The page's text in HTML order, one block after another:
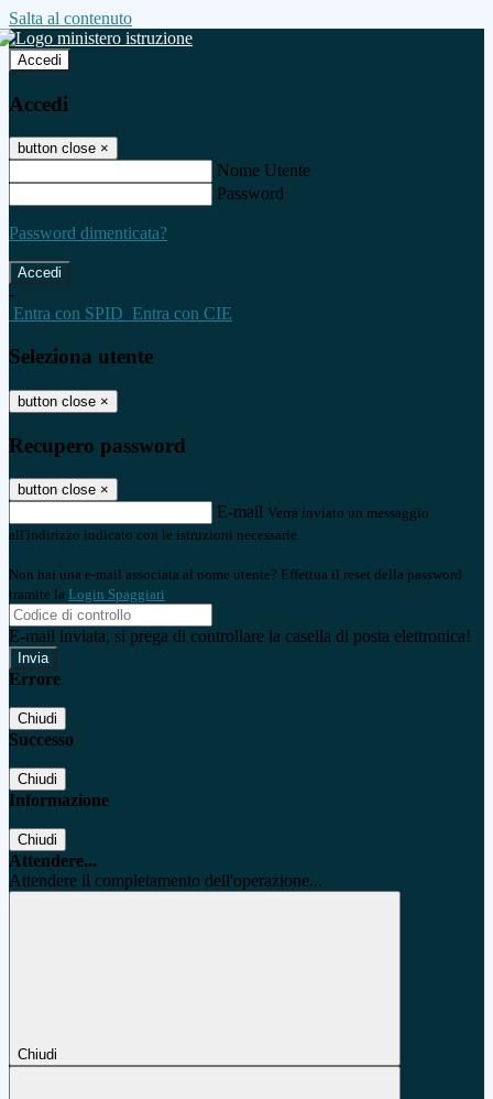
Salta al contenuto
Accedi
Accedi
button close ×
Nome Utente
Password
Password dimenticata?
-
Entra con SPID Entra con CIE
Seleziona utente
button close ×
Recupero password
button close ×
E-mail Verrà inviato un messaggio
all'indirizzo indicato con le istruzioni necessarie.
Non hai una e-mail associata al nome utente? Effettua il reset della password
tramite la Login Spaggiari
E-mail inviata, si prega di controllare la casella di posta elettronica!
Errore
Chiudi
Successo
Chiudi
Informazione
Chiudi
Attendere...
Attendere il completamento dell'operazione...
Chiudi